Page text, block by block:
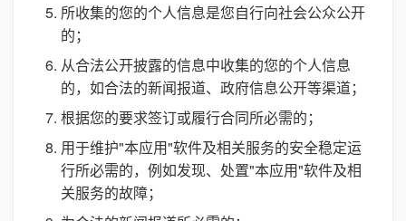
所收集的您的个人信息是您自行向社会公众公开
的；
从合法公开披露的信息中收集的您的个人信息
的，如合法的新闻报道、政府信息公开等渠道；
根据您的要求签订或履行合同所必需的；
用于维护"本应用"软件及相关服务的安全稳定运
行所必需的，例如发现、处置"本应用"软件及相
关服务的故障；